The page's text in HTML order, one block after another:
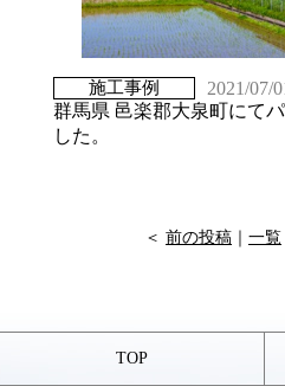
施工事例
2021/07/
群馬県 邑楽郡大泉町にて
した。
＜ 前の投稿 一覧
TOP